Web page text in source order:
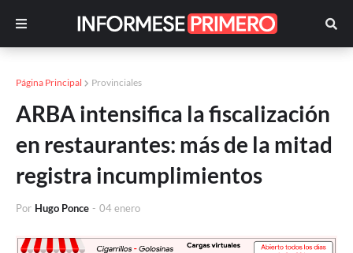
Página Principal Provinciales
ARBA intensifica la fiscalización
en restaurantes: más de la mitad
registra incumplimientos
Por Hugo Ponce - 04 enero